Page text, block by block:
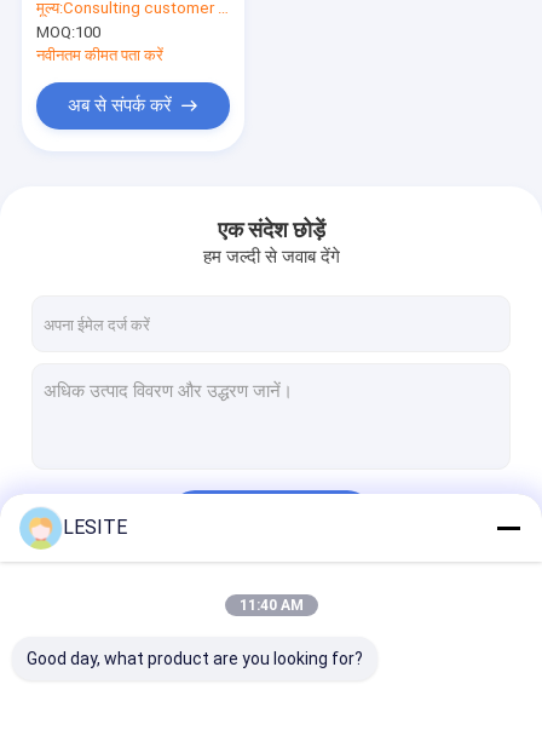
मूल्य:Consulting customer service
MOQ:100
नवीनतम कीमत पता करें
अब से संपर्क करें
एक संदेश छोड़ें
हम जल्दी से जवाब देंगे
LESITE
11:40 AM
Good day, what product are you looking for?